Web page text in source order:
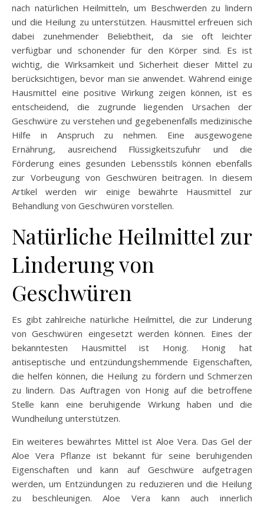
nach natürlichen Heilmitteln, um Beschwerden zu lindern
und die Heilung zu unterstützen. Hausmittel erfreuen sich
dabei zunehmender Beliebtheit, da sie oft leichter
verfügbar und schonender für den Körper sind. Es ist
wichtig, die Wirksamkeit und Sicherheit dieser Mittel zu
berücksichtigen, bevor man sie anwendet. Während einige
Hausmittel eine positive Wirkung zeigen können, ist es
entscheidend, die zugrunde liegenden Ursachen der
Geschwüre zu verstehen und gegebenenfalls medizinische
Hilfe in Anspruch zu nehmen. Eine ausgewogene
Ernährung, ausreichend Flüssigkeitszufuhr und die
Förderung eines gesunden Lebensstils können ebenfalls
zur Vorbeugung von Geschwüren beitragen. In diesem
Artikel werden wir einige bewährte Hausmittel zur
Behandlung von Geschwüren vorstellen.
Natürliche Heilmittel zur
Linderung von
Geschwüren
Es gibt zahlreiche natürliche Heilmittel, die zur Linderung
von Geschwüren eingesetzt werden können. Eines der
bekanntesten Hausmittel ist Honig. Honig hat
antiseptische und entzündungshemmende Eigenschaften,
die helfen können, die Heilung zu fördern und Schmerzen
zu lindern. Das Auftragen von Honig auf die betroffene
Stelle kann eine beruhigende Wirkung haben und die
Wundheilung unterstützen.
Ein weiteres bewährtes Mittel ist Aloe Vera. Das Gel der
Aloe Vera Pflanze ist bekannt für seine beruhigenden
Eigenschaften und kann auf Geschwüre aufgetragen
werden, um Entzündungen zu reduzieren und die Heilung
zu beschleunigen. Aloe Vera kann auch innerlich